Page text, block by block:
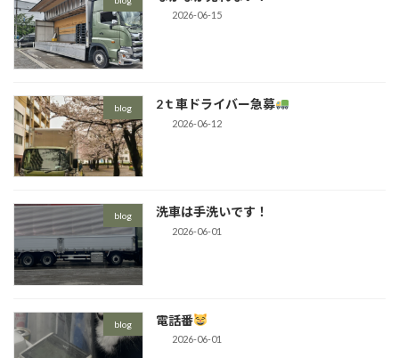
2026-06-15
blog 2ｔ車ドライバー急募
2026-06-12
blog 洗車は手洗いです！
2026-06-01
blog 電話番
2026-06-01